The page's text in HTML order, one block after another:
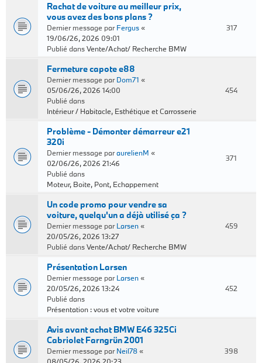
Rachat de voiture au meilleur prix,
vous avez des bons plans ?
Dernier message parFergus«
19/06/26, 2026 09:01
Publié dansVente/Achat/ Recherche BMW
317
Fermeture capote e88
Dernier message parDom71 «
05/06/26, 2026 14:00
Publié dans
Intérieur / Habitacle, Esthétique et Carrosserie
454
Problème - Démonter démarreur e21
320i
Dernier message paraurelienM «
02/06/26, 2026 21:46
Publié dans
Moteur, Boite, Pont, Echappement
371
Un code promo pour vendre sa
voiture, quelqu'un a déjà utilisé ça ?
Dernier message parLarsen«
20/05/26, 2026 13:27
Publié dansVente/Achat/ Recherche BMW
459
Présentation Larsen
Dernier message parLarsen«
20/05/26, 2026 13:24
Publié dans
Présentation : vous et votre voiture
452
Avis avant achat BMW E46 325Ci
Cabriolet Farngrün 2001
Dernier message parNeil78«
398